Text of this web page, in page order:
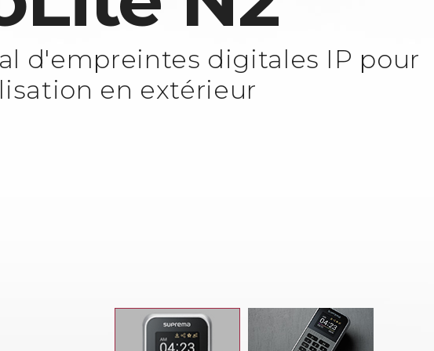
d'empreintes digitales IP pour
en extérieur